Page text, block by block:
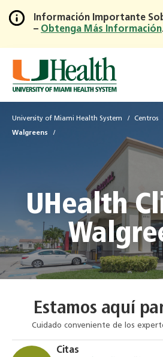
Skip
to
Main
Content
Información Importante
– Obtenga Más Información
University of Miami Health System Centros
Walgreens
UHealth
Estamos aquí
Cuidado conveniente de los
Citas